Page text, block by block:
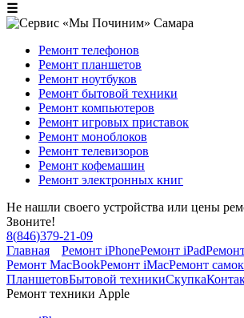
☰
Ремонт телефонов
Ремонт планшетов
Ремонт ноутбуков
Ремонт бытовой техники
Ремонт компьютеров
Ремонт игровых приставок
Ремонт моноблоков
Ремонт телевизоров
Ремонт кофемашин
Ремонт электронных книг
Не нашли своего устройства или цены
Звоните!
8(846)379-21-09
Главная
Ремонт iPhoneРемонт iPad
Ремонт MacBookРемонт iMacРемонт
ПланшетовБытовой техникиСкупка
Ремонт техники Apple